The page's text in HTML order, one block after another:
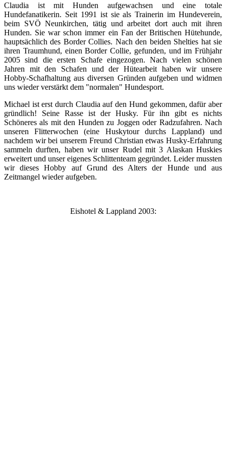
Claudia ist mit Hunden aufgewachsen und eine totale
Hundefanatikerin. Seit 1991 ist sie als Trainerin im Hundeverein,
beim SVÖ Neunkirchen, tätig und arbeitet dort auch mit ihren
Hunden. Sie war schon immer ein Fan der Britischen Hütehunde,
hauptsächlich des Border Collies. Nach den beiden Shelties hat sie
ihren Traumhund, einen Border Collie, gefunden, und im Frühjahr
2005 sind die ersten Schafe eingezogen. Nach vielen schönen
Jahren mit den Schafen und der Hütearbeit haben wir unsere
Hobby-Schafhaltung aus diversen Gründen aufgeben und widmen
uns wieder verstärkt dem "normalen" Hundesport.
Michael ist erst durch Claudia auf den Hund gekommen, dafür aber
gründlich! Seine Rasse ist der Husky. Für ihn gibt es nichts
Schöneres als mit den Hunden zu Joggen oder Radzufahren. Nach
unseren Flitterwochen (eine Huskytour durchs Lappland) und
nachdem wir bei unserem Freund Christian etwas Husky-Erfahrung
sammeln durften, haben wir unser Rudel mit 3 Alaskan Huskies
erweitert und unser eigenes Schlittenteam gegründet. Leider mussten
wir dieses Hobby auf Grund des Alters der Hunde und aus
Zeitmangel wieder aufgeben.
Eishotel & Lappland 2003: